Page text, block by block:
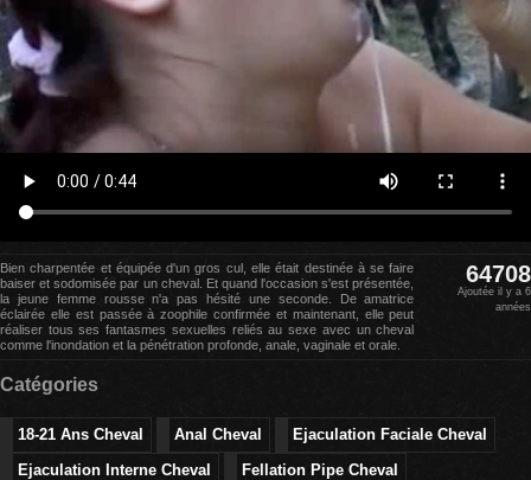
Bien charpentée et équipée d'un gros cul, elle était destinée à se faire
baiser et sodomisée par un cheval. Et quand l'occasion s'est présentée,
la jeune femme rousse n'a pas hésité une seconde. De amatrice
éclairée elle est passée à zoophile confirmée et maintenant, elle peut
réaliser tous ses fantasmes sexuelles reliés au sexe avec un cheval
comme l'inondation et la pénétration profonde, anale, vaginale et orale.
64708
Ajoutée il y a 6
années
Catégories
18-21 Ans Cheval Anal Cheval
Ejaculation Faciale Cheval
Ejaculation Interne Cheval
Fellation Pipe Cheval